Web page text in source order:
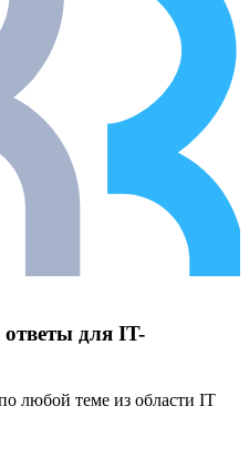
для IT-
любой теме из области IT